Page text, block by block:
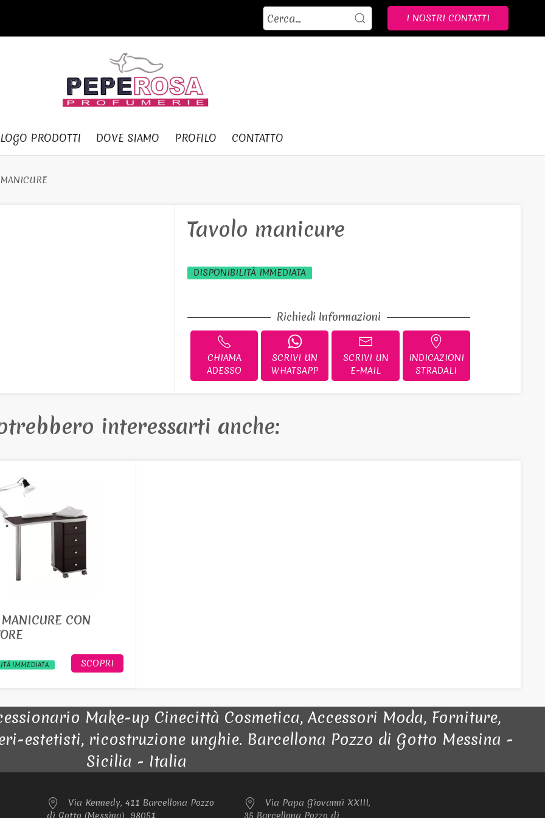
I NOSTRI CONTATTI
PRODOTTI DOVE SIAMO PROFILO CONTATTO
Tavolo manicure
DISPONIBILITÀ IMMEDIATA
Richiedi Informazioni
CHIAMA
ADESSO
SCRIVI UN
WHATSAPP
SCRIVI UN
E-MAIL
INDICAZIONI
STRADALI
interessarti anche:
MANICURE CON
IMMEDIATA SCOPRI
Make-up Cinecittà Cosmetica, Accessori Moda, Forniture,
estetisti, ricostruzione unghie. Barcellona Pozzo di Gotto Messina -
Sicilia - Italia
Via Kennedy, 411 Barcellona Pozzo
di Gotto (Messina) 98051
Via Papa Giovanni XXIII,
35 Barcellona Pozzo di